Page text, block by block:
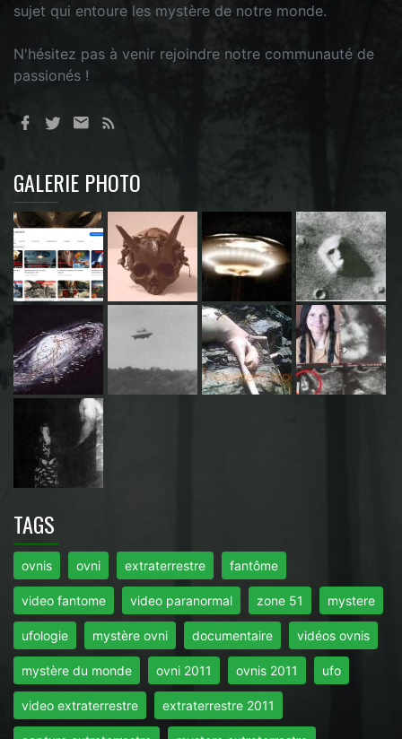
sujet qui entoure les mystère de notre monde.
N'hésitez pas à venir rejoindre notre communauté de
passionés !
GALERIE PHOTO
TAGS
ovnis ovni extraterrestre fantôme
video fantome video paranormal zone 51 mystere
ufologie mystère ovni documentaire vidéos ovnis
mystère du monde ovni 2011 ovnis 2011 ufo
video extraterrestre extraterrestre 2011